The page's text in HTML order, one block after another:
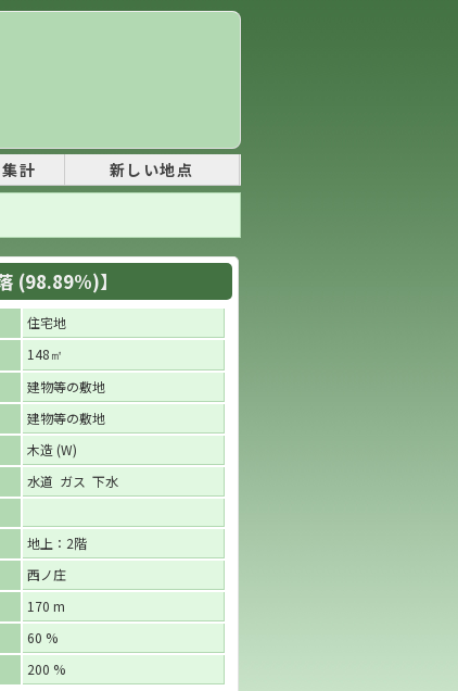
計 新しい地点
(98.89%)】
住宅地
148 ㎡
建物等の敷地
建物等の敷地
木造 (W)
水道 ガス 下水
地上：2階
西ノ庄
170 m
60 %
200 %